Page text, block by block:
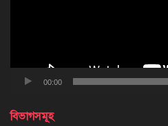
00:00
বিভাগসমূহ